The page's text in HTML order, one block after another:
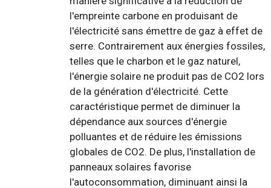
l'empreinte carbone en produisant de
l'électricité sans émettre de gaz à effet de
serre. Contrairement aux énergies fossiles,
telles que le charbon et le gaz naturel,
l'énergie solaire ne produit pas de CO2 lors
de la génération d'électricité. Cette
caractéristique permet de diminuer la
dépendance aux sources d'énergie
polluantes et de réduire les émissions
globales de CO2. De plus, l'installation de
panneaux solaires favorise
l'autoconsommation, diminuant ainsi la